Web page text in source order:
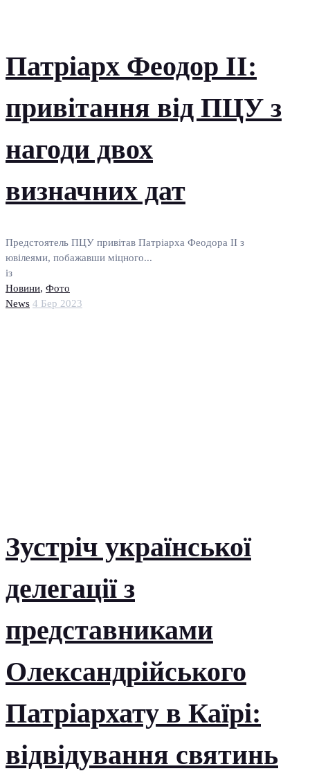
Патріарх Феодор II:
привітання від ПЦУ з
нагоди двох
визначних дат
Предстоятель ПЦУ привітав Патріарха Феодора II з
ювілеями, побажавши міцного...
із
Новини, Фото
News 4 Бер 2023
Зустріч української
делегації з
представниками
Олександрійського
Патріархату в Каїрі:
відвідування святинь